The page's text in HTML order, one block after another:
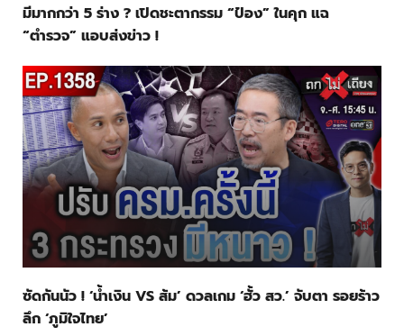
มีมากกว่า 5 ร่าง ? เปิดชะตากรรม “ป๋อง” ในคุก แฉ
“ตำรวจ” แอบส่งข่าว !
ซัดกันนัว ! ‘น้ำเงิน VS ส้ม’ ดวลเกม ‘ฮั้ว สว.’ จับตา รอยร้าว
ลึก ‘ภูมิใจไทย’